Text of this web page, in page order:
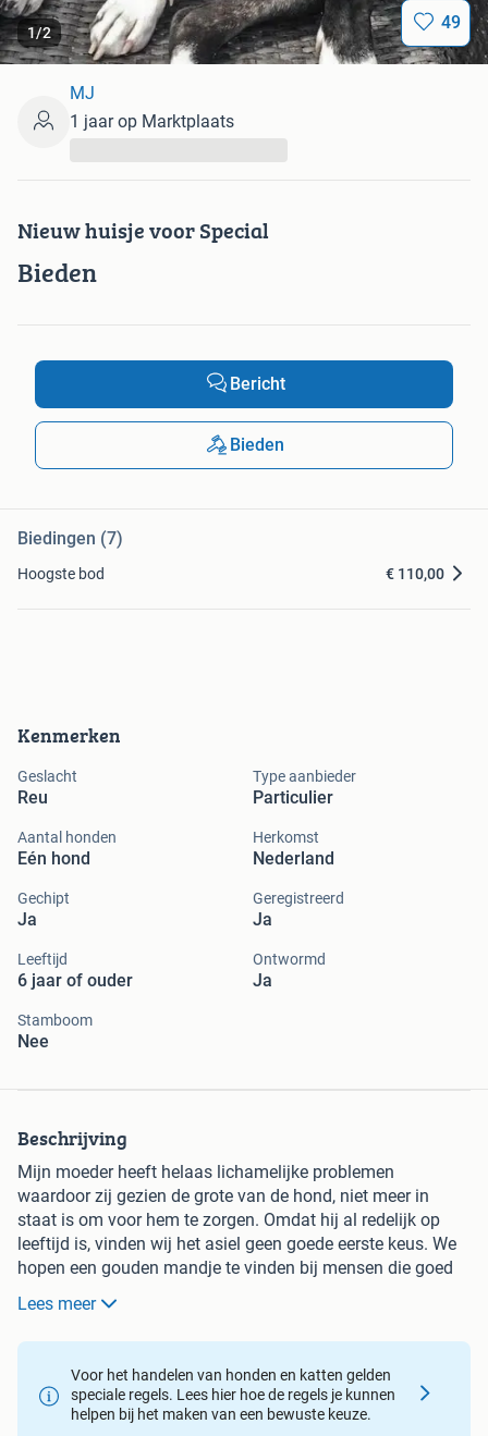
1/2 49
Kenmerken
Geslacht
Reu
Type aanbieder
Particulier
Aantal honden
Eén hond
Herkomst
Nederland
Gechipt
Ja
Geregistreerd
Ja
Leeftijd
6 jaar of ouder
Ontwormd
Ja
Stamboom
Nee
Beschrijving
Mijn moeder heeft helaas lichamelijke problemen
waardoor zij gezien de grote van de hond, niet meer in
staat is om voor hem te zorgen. Omdat hij al redelijk op
leeftijd is, vinden wij het asiel geen goede eerste keus. We
hopen een gouden mandje te vinden bij mensen die goed
voor hem kunnen zorgen. Omdat wij Special de hele wereld
gunnen en we een goede plek voor hem willen, zitten er
geen kosten vast aan de adoptie.
Een muilkorf is nodig na een incident met een hond toen hij
nog een jaar was.
Lees meer
Voor het handelen van honden en katten gelden
speciale regels. Lees hier hoe de regels je kunnen
helpen bij het maken van een bewuste keuze.
Nieuw huisje voor Special
Bieden
MJ
1 jaar op Marktplaats
Bericht
Bieden
Biedingen (7)
Hoogste bod € 110,00